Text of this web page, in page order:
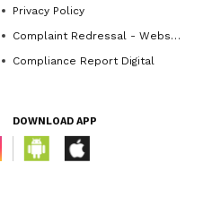
Privacy Policy
Complaint Redressal - Website
Compliance Report Digital
DOWNLOAD APP